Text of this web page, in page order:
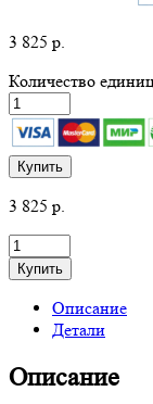
3 825 р.
Количество
Купить
3 825 р.
Купить
Описание
Детали
Описание